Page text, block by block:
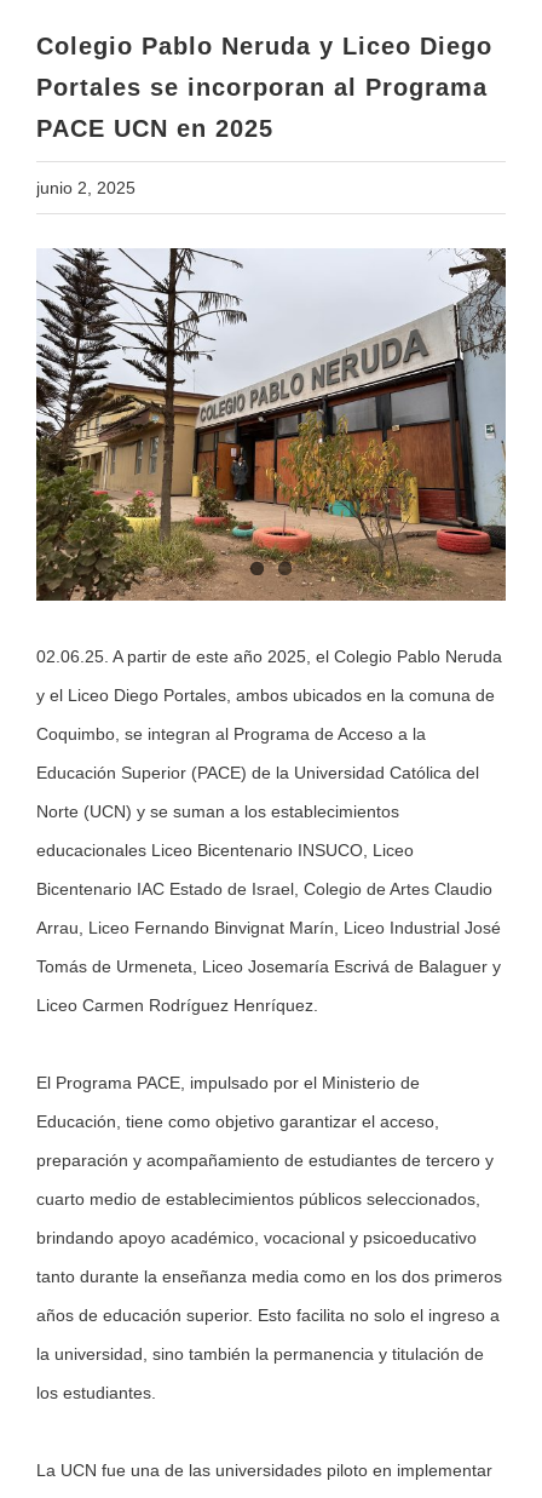
Colegio Pablo Neruda y Liceo Diego
Portales se incorporan al Programa
PACE UCN en 2025
junio 2, 2025
View
Larger
Image
02.06.25. A partir de este año 2025, el Colegio Pablo Neruda
y el Liceo Diego Portales, ambos ubicados en la comuna de
Coquimbo , se integran al Programa de Acceso a la
Educación Superior (PACE) de la Universidad Católica del
Norte (UCN) y se suman a los establecimientos
educacionales Liceo Bicentenario INSUCO, Liceo
Bicentenario IAC Estado de Israel, Colegio de Artes Claudio
Arrau, Liceo Fernando Binvignat Marín, Liceo Industrial José
Tomás de Urmeneta, Liceo Josemaría Escrivá de Balaguer y
Liceo Carmen Rodríguez Henríquez.
El Programa PACE, impulsado por el Ministerio de
Educación, tiene como objetivo garantizar el acceso,
preparación y acompañamiento de estudiantes de tercero y
cuarto medio de establecimientos públicos seleccionados,
brindando apoyo académico, vocacional y psicoeducativo
tanto durante la enseñanza media como en los dos primeros
años de educación superior. Esto facilita no solo el ingreso a
la universidad, sino también la permanencia y titulación de
los estudiantes.
La UCN fue una de las universidades piloto en implementar